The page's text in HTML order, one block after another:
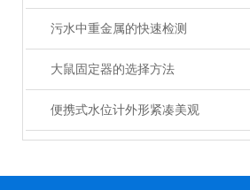
污水中重金属的快速检测
大鼠固定器的选择方法
便携式水位计外形紧凑美观